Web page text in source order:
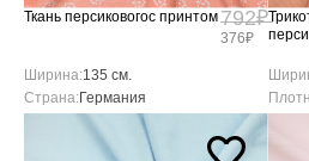
Ткань персиковогос принтом792₽
376₽
Ширина:135 см.
Страна:Германия